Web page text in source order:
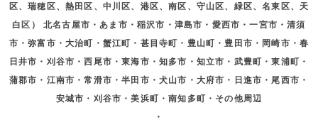
区、瑞穂区、熱田区、中川区、港区、南区、守山区、緑区、名東区、天
白区） 北名古屋市・あま市・稲沢市・津島市・愛西市・一宮市・清須
市・弥富市・大治町・蟹江町・甚目寺町・豊山町・豊田市・岡崎市・春
日井市・刈谷市・西尾市・東海市・知多市・知立市・武豊町・東浦町・
蒲郡市・江南市・常滑市・半田市・犬山市・大府市・日進市・尾西市・
安城市・刈谷市・美浜町・南知多町・その他周辺
・